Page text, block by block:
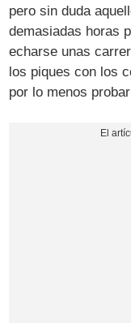
pero sin duda
demasiadas horas
echarse unas
los piques con los
por lo menos